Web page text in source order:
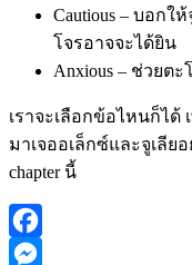
Cautious – บอกใ
โจรอาจจะได้ยิน
Anxious – ช่วยต
เราจะเลือกข้อไหนก็ไ
มาเจออเล็กซ์และจูเลี
chapter นี้
Facebook